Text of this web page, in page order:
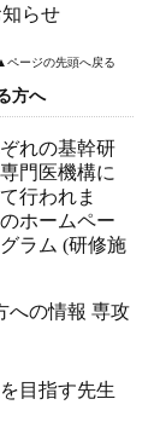
らせ
ページの先頭へ戻る
方へ
れの基幹研
門医機構に
行われま
ホームペー
ラム (研修施
への情報 専攻
目指す先生